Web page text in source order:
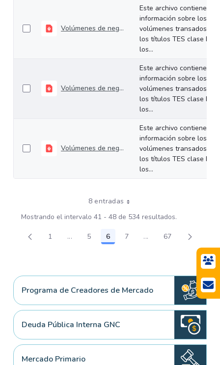
Volúmenes de negociación del 15 al 19 de septiembre de 2025
Este archivo contiene
información sobre los
volúmenes transados de
los títulos TES clase B en
los...
Volúmenes de negociación del 08 al 12 de septiembre de 2025
Este archivo contiene
información sobre los
volúmenes transados de
los títulos TES clase B en
los...
Volúmenes de negociación del 01 al 05 de septiembre de 2025
Este archivo contiene
información sobre los
volúmenes transados de
los títulos TES clase B en
los...
8 entradas
Mostrando el intervalo 41 - 48 de 534 resultados.
Página
1 ...Páginas intermedias Use TAB para
Página
5 Página
6 Página
7 ...Páginas intermedias
Página
67
Programa de Creadores de Mercado
Deuda Pública Interna GNC
Mercado Primario